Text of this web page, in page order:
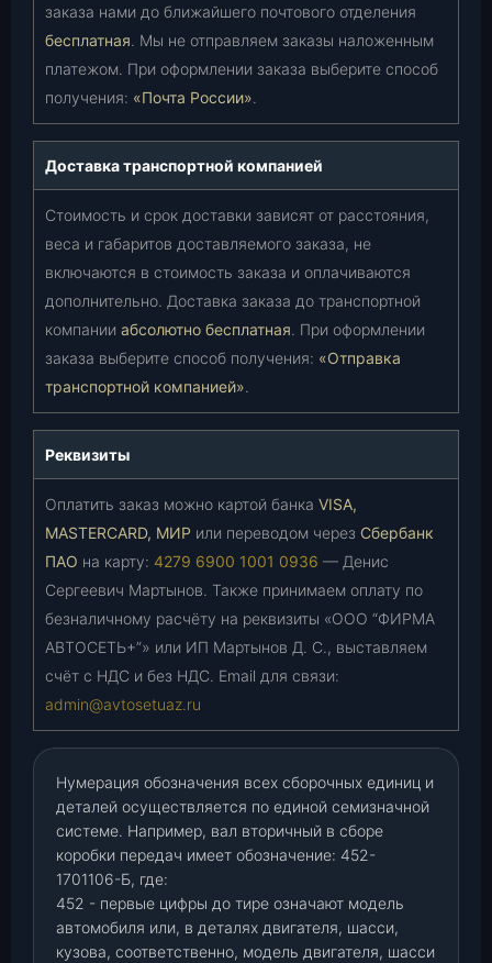
заказа нами до ближайшего почтового отделения
бесплатная. Мы не отправляем заказы наложенным
платежом. При оформлении заказа выберите способ
получения: «Почта России».
Доставка транспортной компанией
Стоимость и срок доставки зависят от расстояния,
веса и габаритов доставляемого заказа, не
включаются в стоимость заказа и оплачиваются
дополнительно. Доставка заказа до транспортной
компании абсолютно бесплатная. При оформлении
заказа выберите способ получения: «Отправка
транспортной компанией».
Реквизиты
Оплатить заказ можно картой банка VISA,
MASTERCARD, МИР или переводом через Сбербанк
ПАО на карту: 4279 6900 1001 0936 — Денис
Сергеевич Мартынов. Также принимаем оплату по
безналичному расчёту на реквизиты «ООО “ФИРМА
АВТОСЕТЬ+”» или ИП Мартынов Д. С., выставляем
счёт с НДС и без НДС. Email для связи:
admin@avtosetuaz.ru
Нумерация обозначения всех сборочных единиц и
деталей осуществляется по единой семизначной
системе. Например, вал вторичный в сборе
коробки передач имеет обозначение: 452-
1701106-Б, где:
452 - первые цифры до тире означают модель
автомобиля или, в деталях двигателя, шасси,
кузова, соответственно, модель двигателя, шасси